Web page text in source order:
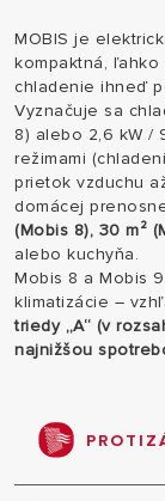
MOBIS je
kompaktná, ľahko
chladenie ihneď
Vyznačuje sa
8) alebo 2,6 kW /
režimami
prietok vzduchu
domácej
(Mobis 8), 30 m²
alebo kuchyňa.
Mobis 8 a Mobis
klimatizácie –
triedy „A“ (v
najnižšou
Prenosná